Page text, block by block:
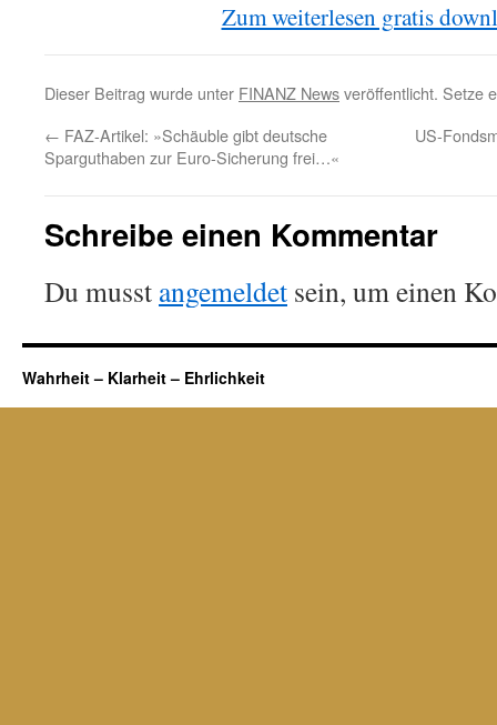
Zum weiterlesen gratis
Dieser Beitrag wurde unter FINANZ Newsveröffentlicht. Setze
← FAZ-Artikel: »Schäuble gibt deutsche
Sparguthaben zur Euro-Sicherung frei…«
US-
Schreibe einen Kommentar
Du musst angemeldet sein, um einen
Wahrheit – Klarheit – Ehrlichkeit